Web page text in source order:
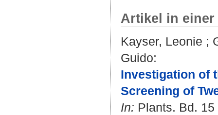
Artikel in
Kayser, Leonie ;
Guido:
Investigation of
Screening of
In: Plants. Bd.